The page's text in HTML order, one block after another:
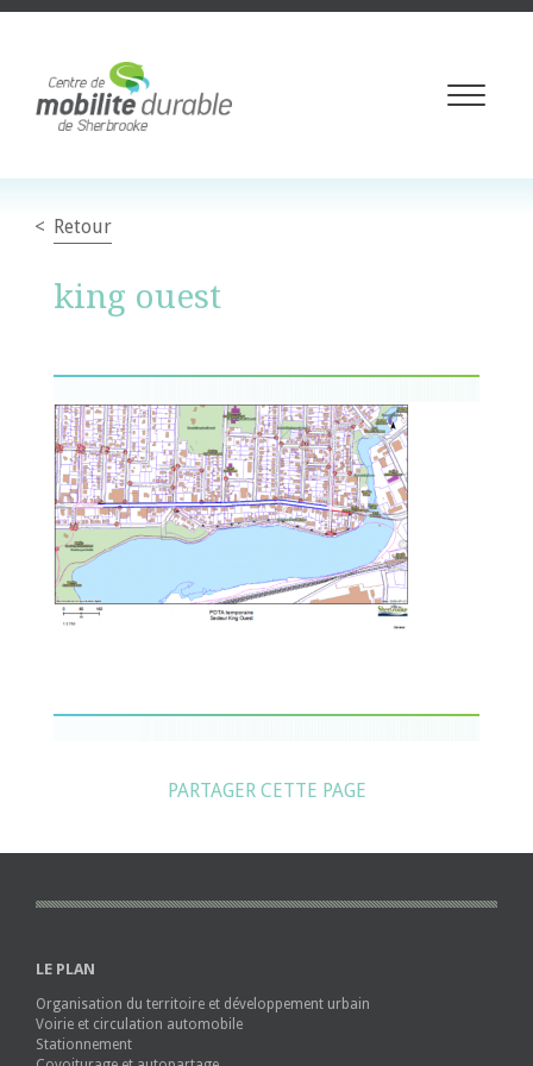
Toggle
Retour
king ouest
PARTAGER CETTE PAGE
LE PLAN
Organisation du territoire et développement urbain
Voirie et circulation automobile
Stationnement